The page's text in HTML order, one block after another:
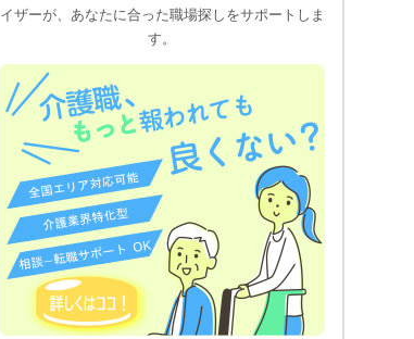
イザーが、あなたに合った職場探しをサポートしま
す。